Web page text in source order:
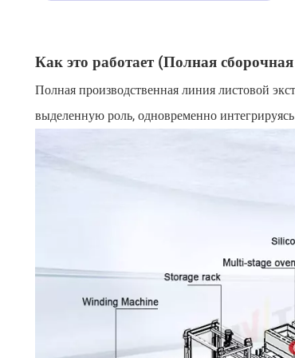
Как это работает (Полная
Полная производственная линия листовой
выделенную роль, одновременно